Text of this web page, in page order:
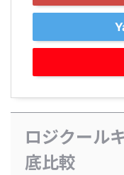
ロジクール
底比較